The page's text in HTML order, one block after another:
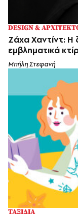
DESIGN &
Ζάχα Χαντίντ: Η
εμβληματικά
Μπήλη Στεφανή
ΤΑΞΙΔΙΑ